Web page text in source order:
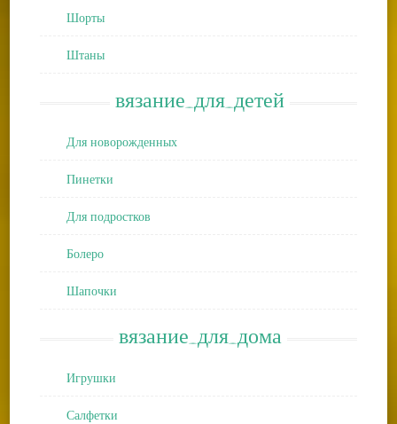
Шорты
Штаны
вязание_для_детей
Для новорожденных
Пинетки
Для подростков
Болеро
Шапочки
вязание_для_дома
Игрушки
Салфетки